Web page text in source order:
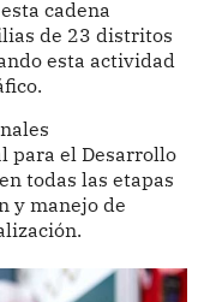
cadena
de 23 distritos
esta actividad
para el Desarrollo
todas las etapas
y manejo de